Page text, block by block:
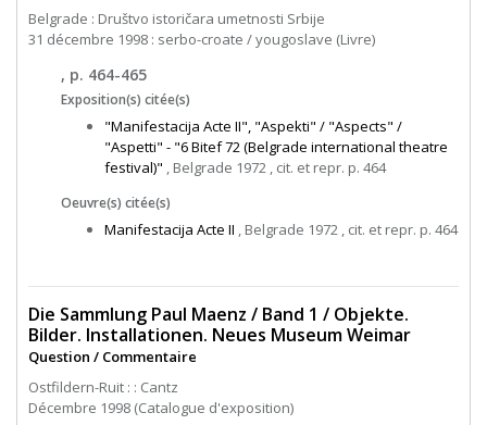
Belgrade : Društvo istoričara umetnosti Srbije
31 décembre 1998 : serbo-croate / yougoslave (Livre)
, p. 464-465
Exposition(s) citée(s)
"Manifestacija Acte II", "Aspekti" / "Aspects" /
"Aspetti" - "6 Bitef 72 (Belgrade international theatre
festival)" , Belgrade 1972 , cit. et repr. p. 464
Oeuvre(s) citée(s)
Manifestacija Acte II , Belgrade 1972 , cit. et repr. p. 464
Die Sammlung Paul Maenz / Band 1 / Objekte.
Bilder. Installationen. Neues Museum Weimar
Question / Commentaire
Ostfildern-Ruit : : Cantz
Décembre 1998 (Catalogue d'exposition)